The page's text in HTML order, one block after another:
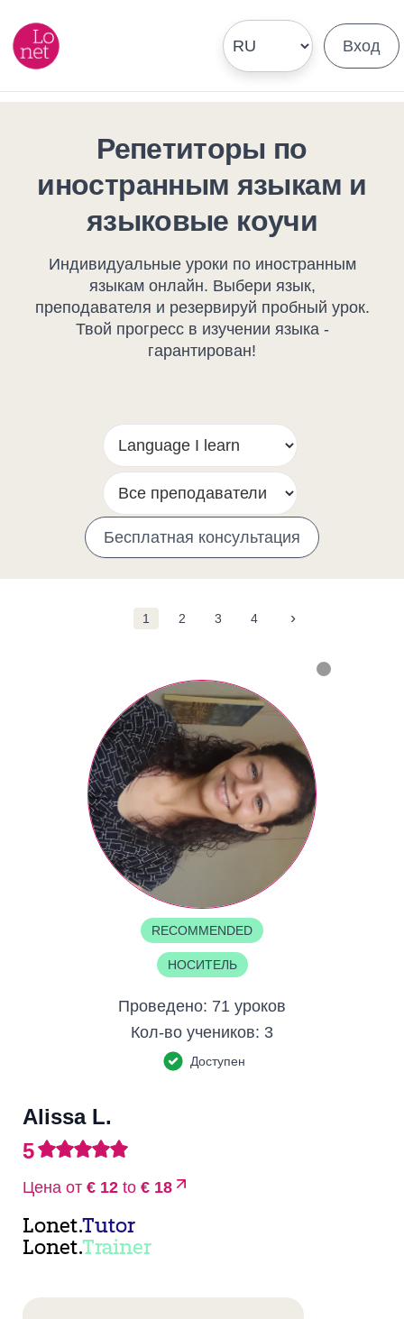
Вход
Репетиторы по
иностранным языкам и
языковые коучи
Индивидуальные уроки по иностранным
языкам онлайн. Выбери язык,
преподавателя и резервируй пробный урок.
Твой прогресс в изучении языка -
гарантирован!
Бесплатная консультация
1 2 3 4 ›
RECOMMENDED
НОСИТЕЛЬ
Проведено: 71 уроков
Кол-во учеников: 3
Доступен
Alissa L.
5
Цена от € 12 to € 18
Lonet.Tutor
Lonet.Trainer